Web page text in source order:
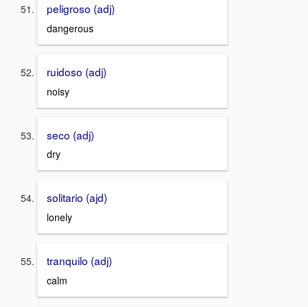
peligroso (adj)
dangerous
ruidoso (adj)
noisy
seco (adj)
dry
solitario (ajd)
lonely
tranquilo (adj)
calm